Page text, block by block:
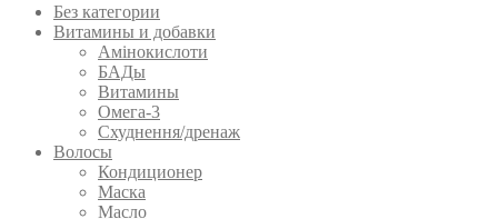
Без категории
Витамины и добавки
Амінокислоти
БАДы
Витамины
Омега-3
Схуднення/дренаж
Волосы
Кондиционер
Маска
Масло